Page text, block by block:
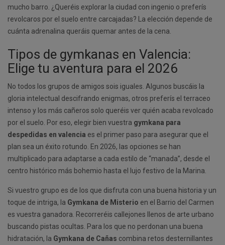
mucho barro. ¿Queréis explorar la ciudad con ingenio o preferís
revolcaros por el suelo entre carcajadas? La elección depende de
cuánta adrenalina queráis quemar antes de la cena.
Tipos de gymkanas en Valencia:
Elige tu aventura para el 2026
No todos los grupos de amigos sois iguales. Algunos buscáis la
gloria intelectual descifrando enigmas, otros preferís el terraceo
intenso y los más cañeros solo queréis ver quién acaba revolcado
por el suelo. Por eso, elegir bien vuestra gymkana para
despedidas en valencia es el primer paso para asegurar que el
plan sea un éxito rotundo. En 2026, las opciones se han
multiplicado para adaptarse a cada estilo de “manada”, desde el
centro histórico más bohemio hasta el lujo festivo de la Marina.
Si vuestro grupo es de los que disfruta con una buena historia y un
toque de intriga, la Gymkana de Misterio en el Barrio del Carmen
es vuestra ganadora. Recorreréis callejones llenos de arte urbano
buscando pistas ocultas. Para los que no perdonan una buena
hidratación, la Gymkana de Cañas combina retos desternillantes